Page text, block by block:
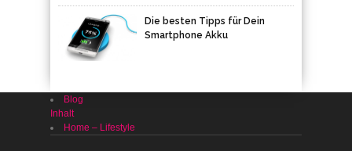
Die besten Tipps für Dein
Smartphone Akku
Blog
Inhalt
Home – Lifestyle